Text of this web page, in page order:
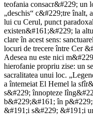
teofania consacr&#229; un
„deschis“ c&#229;tre înalt,
lui cu Cerul, punct
existen&#161;&#229; la
clare în acest sens:
locuri de trecere între Cer
Adesea nu este nici
hierofanie propriu zise: un
sacralitatea unui loc.
a întemeiat El Hemel la
s&#229; înnopteze
b&#229;&#161; în
&#191;i s&#229; &#191;i